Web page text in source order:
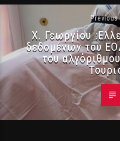
Χ. Γεωργίου
δεδομένων του
του